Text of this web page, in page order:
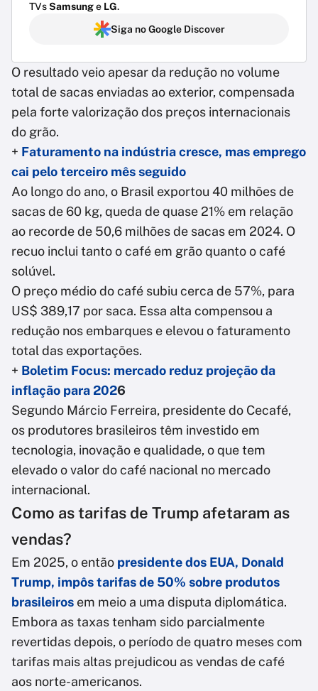
TVsSamsunge LG.
Siga no Google Discover
O resultado veio apesar da redução no volume
total de sacas enviadas ao exterior, compensada
pela forte valorização dos preços internacionais
do grão.
+ Faturamento na indústria cresce, mas emprego
cai pelo terceiro mês seguido
Ao longo do ano, o Brasil exportou 40 milhões de
sacas de 60 kg, queda de quase 21% em relação
ao recorde de 50,6 milhões de sacas em 2024. O
recuo inclui tanto o café em grão quanto o café
solúvel.
O preço médio do café subiu cerca de 57%, para
US$ 389,17 por saca. Essa alta compensou a
redução nos embarques e elevou o faturamento
total das exportações.
+ Boletim Focus: mercado reduz projeção da
inflação para 2026
Segundo Márcio Ferreira, presidente do Cecafé,
os produtores brasileiros têm investido em
tecnologia, inovação e qualidade, o que tem
elevado o valor do café nacional no mercado
internacional.
Como as tarifas de Trump afetaram as
vendas?
Em 2025, o então presidente dos EUA, Donald
Trump, impôs tarifas de 50% sobre produtos
brasileiros em meio a uma disputa diplomática.
Embora as taxas tenham sido parcialmente
revertidas depois, o período de quatro meses com
tarifas mais altas prejudicou as vendas de café
aos norte-americanos.